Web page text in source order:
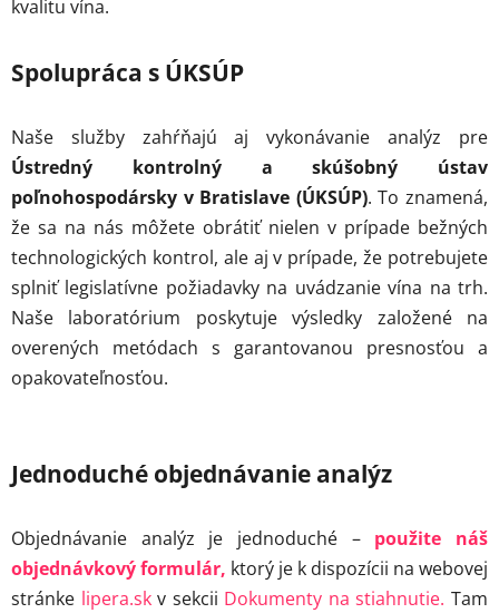
kvalitu vína.
Spolupráca s ÚKSÚP
Naše služby zahŕňajú aj vykonávanie analýz pre
Ústredný kontrolný a skúšobný ústav
poľnohospodársky v Bratislave (ÚKSÚP). To znamená,
že sa na nás môžete obrátiť nielen v prípade bežných
technologických kontrol, ale aj v prípade, že potrebujete
splniť legislatívne požiadavky na uvádzanie vína na trh.
Naše laboratórium poskytuje výsledky založené na
overených metódach s garantovanou presnosťou a
opakovateľnosťou.
Jednoduché objednávanie analýz
Objednávanie analýz je jednoduché – použite náš
objednávkový formulár, ktorý je k dispozícii na webovej
stránke lipera.sk v sekcii Dokumenty na stiahnutie. Tam